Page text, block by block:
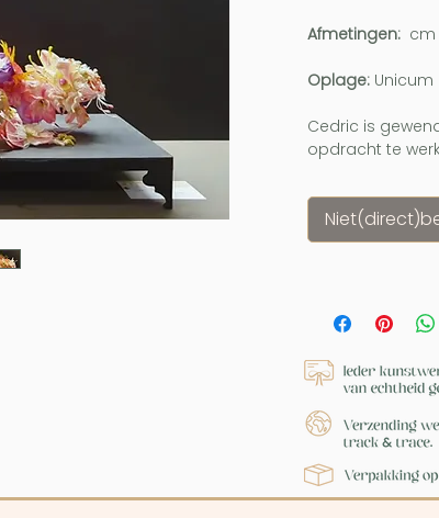
Afmetingen: cm
Oplage: Unicum
Cedric is
opdracht te